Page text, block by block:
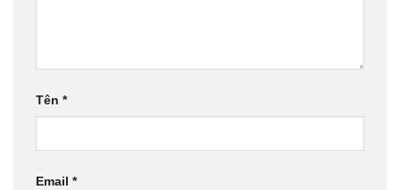
Tên *
Email *